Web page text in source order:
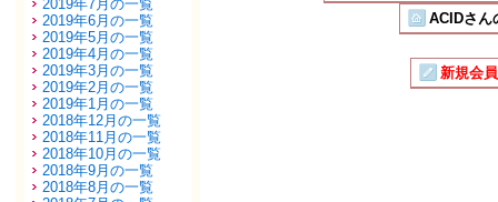
2019年7月の一覧
2019年6月の一覧
2019年5月の一覧
2019年4月の一覧
2019年3月の一覧
2019年2月の一覧
2019年1月の一覧
2018年12月の一覧
2018年11月の一覧
2018年10月の一覧
2018年9月の一覧
2018年8月の一覧
ACIDさん
新規会